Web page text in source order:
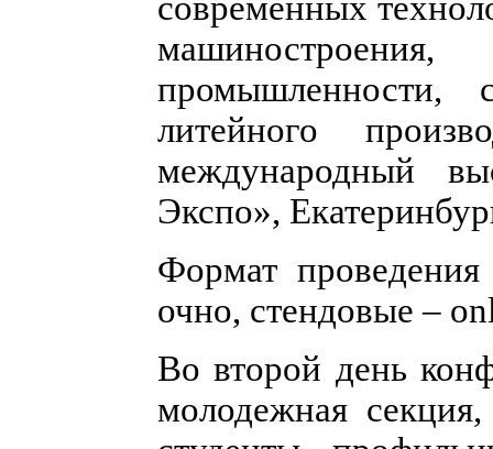
промышленности,
литейного
международный
Экспо»,
Формат
очно, стендовые –
Во второй день
молодежная